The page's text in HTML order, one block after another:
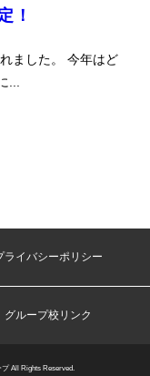
！
ました。 今年はど
...
ライバシーポリシー
グループ校リンク
All Rights Reserved.